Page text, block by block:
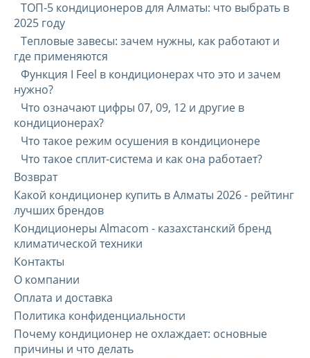
ТОП-5 кондиционеров для Алматы: что выбрать в
2025 году
Тепловые завесы: зачем нужны, как работают и
где применяются
Функция I Feel в кондиционерах что это и зачем
нужно?
Что означают цифры 07, 09, 12 и другие в
кондиционерах?
Что такое режим осушения в кондиционере
Что такое сплит-система и как она работает?
Возврат
Какой кондиционер купить в Алматы 2026 - рейтинг
лучших брендов
Кондиционеры Almacom - казахстанский бренд
климатической техники
Контакты
О компании
Оплата и доставка
Политика конфиденциальности
Почему кондиционер не охлаждает: основные
причины и что делать